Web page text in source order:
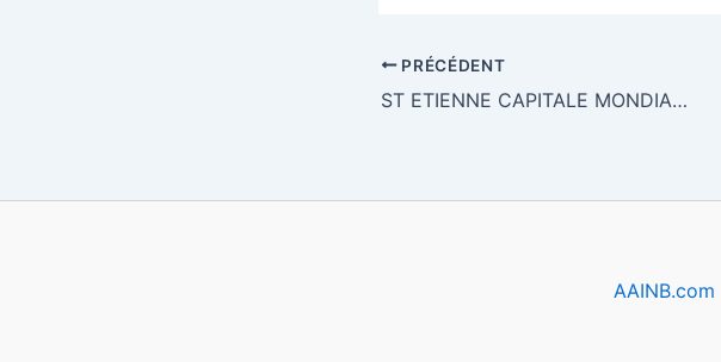
PRÉCÉDENT
ST ETIENNE CAPITALE MONDIALE DU PAIN
AAINB.com